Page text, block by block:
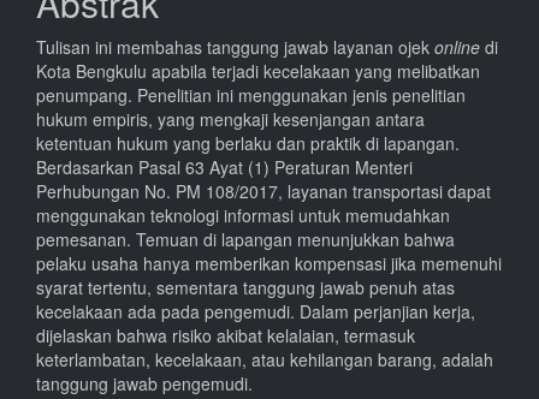
Tulisan ini membahas tanggung jawab layanan ojek online di
Kota Bengkulu apabila terjadi kecelakaan yang melibatkan
penumpang. Penelitian ini menggunakan jenis penelitian
hukum empiris, yang mengkaji kesenjangan antara
ketentuan hukum yang berlaku dan praktik di lapangan.
Berdasarkan Pasal 63 Ayat (1) Peraturan Menteri
Perhubungan No. PM 108/2017, layanan transportasi dapat
menggunakan teknologi informasi untuk memudahkan
pemesanan. Temuan di lapangan menunjukkan bahwa
pelaku usaha hanya memberikan kompensasi jika memenuhi
syarat tertentu, sementara tanggung jawab penuh atas
kecelakaan ada pada pengemudi. Dalam perjanjian kerja,
dijelaskan bahwa risiko akibat kelalaian, termasuk
keterlambatan, kecelakaan, atau kehilangan barang, adalah
tanggung jawab pengemudi.